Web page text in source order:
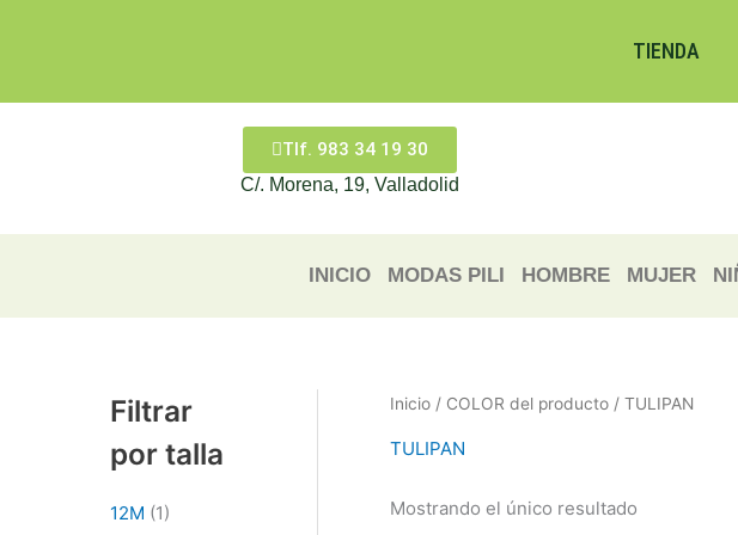
TIENDA
Tlf. 983 34 19 30
C/. Morena, 19, Valladolid
INICIO MODAS PILI HOMBRE MUJER
Filtrar
por talla
12M (1)
Inicio / COLOR del producto / TULIPAN
TULIPAN
Mostrando el único resultado